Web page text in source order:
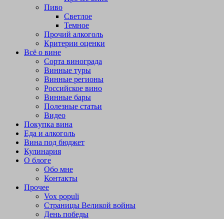
Пиво
Светлое
Темное
Прочий алкоголь
Критерии оценки
Всё о вине
Сорта винограда
Винные туры
Винные регионы
Российское вино
Винные бары
Полезные статьи
Видео
Покупка вина
Еда и алкоголь
Вина под бюджет
Кулинария
О блоге
Обо мне
Контакты
Прочее
Vox populi
Страницы Великой войны
День победы